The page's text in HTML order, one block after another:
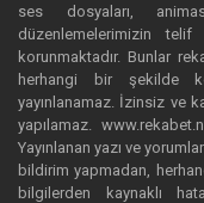
ses dosyaları,
düzenlemelerimizin
korunmaktadır. Bunlar
herhangi bir şekilde
yayınlanamaz. İzinsiz ve
yapılamaz.
Yayınlanan yazı ve
bildirim yapmadan,
bilgilerden kaynaklı